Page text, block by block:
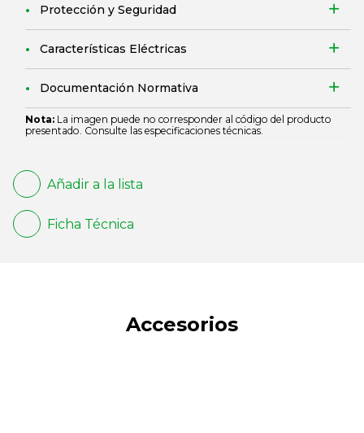
Protección y Seguridad
Características Eléctricas
Documentación Normativa
Nota: La imagen puede no corresponder al código del producto
presentado. Consulte las especificaciones técnicas.
Añadir a la lista
Ficha Técnica
Accesorios